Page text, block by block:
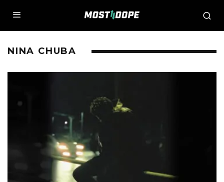
NINA CHUBA